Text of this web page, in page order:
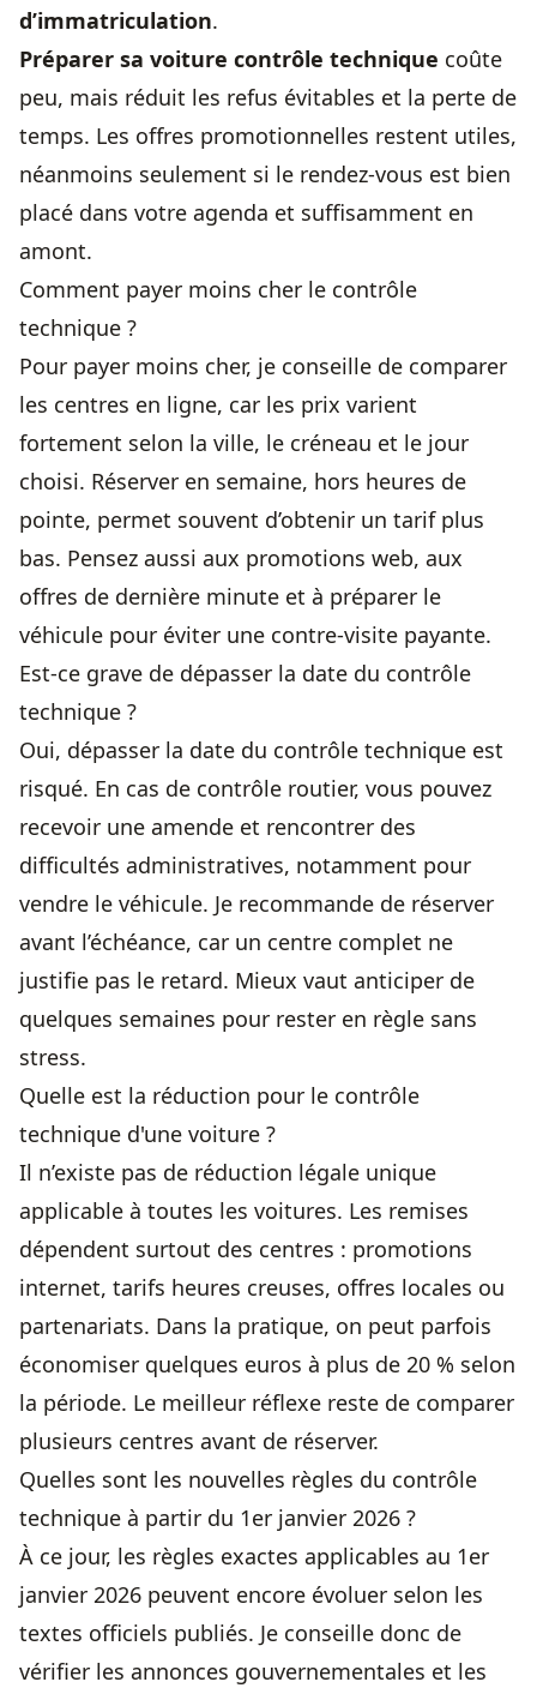
d’immatriculation.
Préparer sa voiture contrôle technique coûte
peu, mais réduit les refus évitables et la perte de
temps. Les offres promotionnelles restent utiles,
néanmoins seulement si le rendez-vous est bien
placé dans votre agenda et suffisamment en
amont.
Comment payer moins cher le contrôle
technique ?
Pour payer moins cher, je conseille de comparer
les centres en ligne, car les prix varient
fortement selon la ville, le créneau et le jour
choisi. Réserver en semaine, hors heures de
pointe, permet souvent d’obtenir un tarif plus
bas. Pensez aussi aux promotions web, aux
offres de dernière minute et à préparer le
véhicule pour éviter une contre-visite payante.
Est-ce grave de dépasser la date du contrôle
technique ?
Oui, dépasser la date du contrôle technique est
risqué. En cas de contrôle routier, vous pouvez
recevoir une amende et rencontrer des
difficultés administratives, notamment pour
vendre le véhicule. Je recommande de réserver
avant l’échéance, car un centre complet ne
justifie pas le retard. Mieux vaut anticiper de
quelques semaines pour rester en règle sans
stress.
Quelle est la réduction pour le contrôle
technique d'une voiture ?
Il n’existe pas de réduction légale unique
applicable à toutes les voitures. Les remises
dépendent surtout des centres : promotions
internet, tarifs heures creuses, offres locales ou
partenariats. Dans la pratique, on peut parfois
économiser quelques euros à plus de 20 % selon
la période. Le meilleur réflexe reste de comparer
plusieurs centres avant de réserver.
Quelles sont les nouvelles règles du contrôle
technique à partir du 1er janvier 2026 ?
À ce jour, les règles exactes applicables au 1er
janvier 2026 peuvent encore évoluer selon les
textes officiels publiés. Je conseille donc de
vérifier les annonces gouvernementales et les